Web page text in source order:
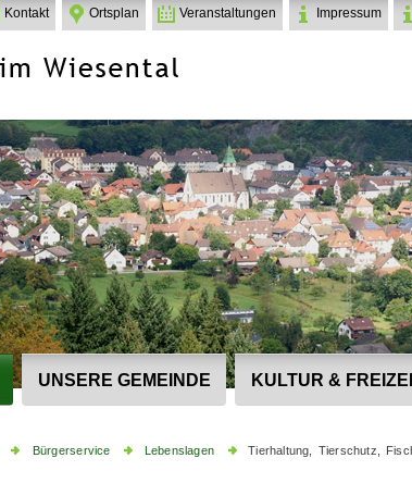
Kontakt Ortsplan Veranstaltungen Impressum
UNSERE GEMEINDE KULTUR &
Bürgerservice Lebenslagen Tierhaltung, Tierschutz,